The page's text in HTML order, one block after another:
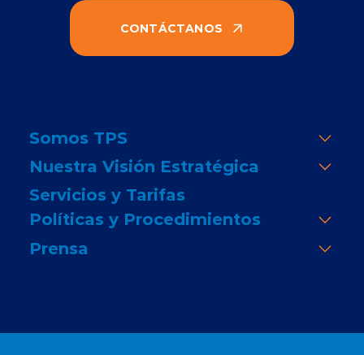
CONTÁCTANOS
Somos TPS
Nuestra Visión Estratégica
Servicios y Tarifas
Políticas y Procedimientos
Prensa